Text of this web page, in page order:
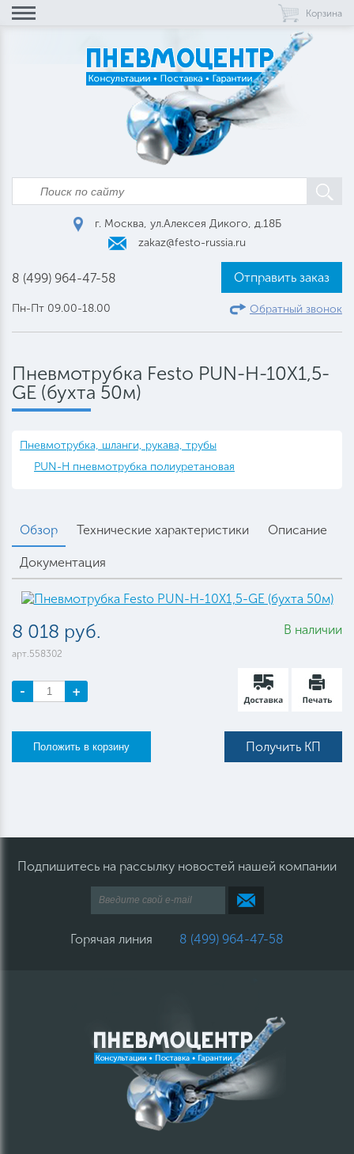
Корзина
г. Москва, ул.Алексея Дикого, д.18Б
zakaz@festo-russia.ru
8 (499) 964-47-58
Пн-Пт 09.00-18.00
Отправить заказ
Обратный звонок
Пневмотрубка Festo PUN-H-10X1,5-
GE (бухта 50м)
Пневмотрубка, шланги, рукава, трубы
PUN-H пневмотрубка полиуретановая
Обзор Технические характеристики Описание
Документация
8 018 руб.
арт.558302
В наличии
- +
Получить КП
Подпишитесь на рассылку новостей нашей компании
Горячая линия 8 (499) 964-47-58